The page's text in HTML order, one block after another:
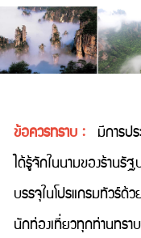
ข้อควรทราบ : มีการป
ได้รู้จักในนามของร้านรั
บรรจุในโปรแกรมทัวร์ด้
นักท่องเที่ยวทุกท่านทรา